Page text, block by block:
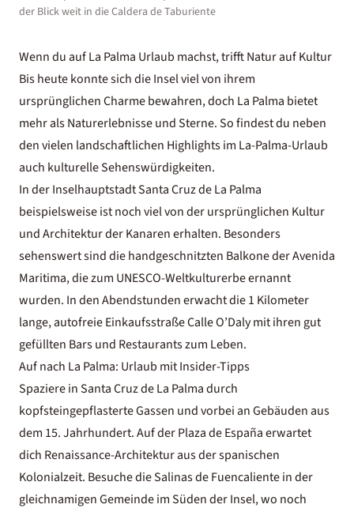
der Blick weit in die Caldera de Taburiente
Wenn du auf La Palma Urlaub machst, trifft Natur auf Kultur
Bis heute konnte sich die Insel viel von ihrem
ursprünglichen Charme bewahren, doch La Palma bietet
mehr als Naturerlebnisse und Sterne. So findest du neben
den vielen landschaftlichen Highlights im La-Palma-Urlaub
auch kulturelle Sehenswürdigkeiten.
In der Inselhauptstadt Santa Cruz de La Palma
beispielsweise ist noch viel von der ursprünglichen Kultur
und Architektur der Kanaren erhalten. Besonders
sehenswert sind die handgeschnitzten Balkone der Avenida
Maritima, die zum UNESCO-Weltkulturerbe ernannt
wurden. In den Abendstunden erwacht die 1 Kilometer
lange, autofreie Einkaufsstraße Calle O’Daly mit ihren gut
gefüllten Bars und Restaurants zum Leben.
Auf nach La Palma: Urlaub mit Insider-Tipps
Spaziere in Santa Cruz de La Palma durch
kopfsteingepflasterte Gassen und vorbei an Gebäuden aus
dem 15. Jahrhundert. Auf der Plaza de España erwartet
dich Renaissance-Architektur aus der spanischen
Kolonialzeit. Besuche die Salinas de Fuencaliente in der
gleichnamigen Gemeinde im Süden der Insel, wo noch